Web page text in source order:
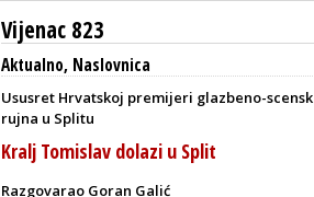
Vijenac 823
Aktualno, Naslovnica
Ususret Hrvatskoj premijeri glazbeno-
rujna u Splitu
Kralj Tomislav dolazi u Split
Razgovarao Goran Galić